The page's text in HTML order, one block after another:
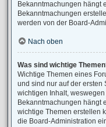
Bekanntmachungen hängt
Bekanntmachungen
werden von der Board-
Nach oben
Was sind wichtige
Wichtige Themen eines
und sind nur auf der ersten
wichtigen Inhalt,
Bekanntmachungen hängt
wichtige Themen erstellen
die Board-Administration